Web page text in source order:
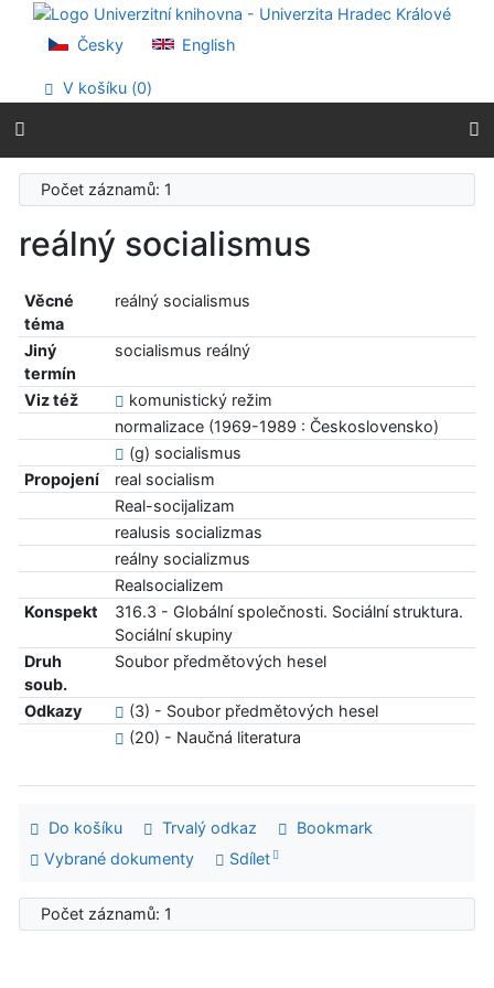
Přejít na obsah
Přejít na menu
Prohlášení o webové přístupnosti
Česky English
V košíku (0)
Počet záznamů: 1
reálný socialismus
Věcné
téma
reálný socialismus
Jiný
termín
socialismus reálný
Viz též
komunistický režim
normalizace (1969-1989 : Československo)
(g) socialismus
Propojení
real socialism
Real-socijalizam
realusis socializmas
reálny socializmus
Realsocializem
Konspekt
316.3 - Globální společnosti. Sociální struktura.
Sociální skupiny
Druh
soub.
Soubor předmětových hesel
Odkazy
(3) - Soubor předmětových hesel
(20) - Naučná literatura
Do košíku Trvalý odkaz
Bookmark
Vybrané dokumenty
Sdílet
Počet záznamů: 1